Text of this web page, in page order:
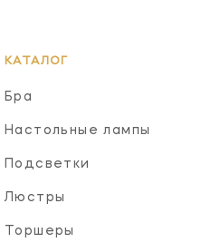
КАТАЛОГ
Бра
Настольные лампы
Подсветки
Люстры
Торшеры